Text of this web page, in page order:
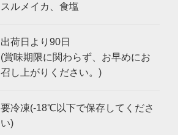
スルメイカ、食塩
出荷日より90日
(賞味期限に関わらず、お早めにお
召し上がりください。)
要冷凍(-18℃以下で保存してくださ
い)